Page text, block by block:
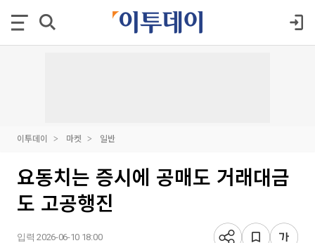
이투데이 마켓 일반
요동치는 증시에 공매도 거래대금
도 고공행진
입력 2026-06-10 18:00